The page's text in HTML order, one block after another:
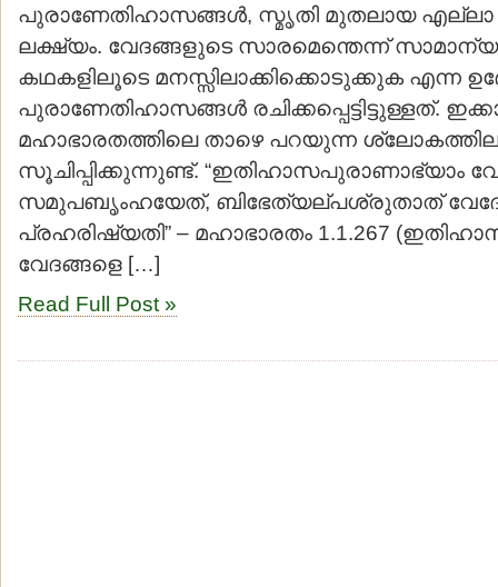
പുരാണേതിഹാസങ്ങള്‍, സ്മൃതി മുതലായ എല്ലാ
ലക്ഷ്യം. വേദങ്ങളുടെ സാരമെന്തെന്ന്
കഥകളിലൂടെ മനസ്സിലാക്കിക്കൊടുക്കുക എന്ന
പുരാണേതിഹാസങ്ങള്‍ രചിക്കപ്പെട്ടിട്ടുള്ളത്.
മഹാഭാരതത്തിലെ താഴെ പറയുന്ന
സൂചിപ്പിക്കുന്നുണ്ട്. “ഇതിഹാസപുരാണാഭ്യാം
സമുപബൃംഹയേത്, ബിഭേത്യല്പശ്രുതാത്
പ്രഹരിഷ്യതി” – മഹാഭാരതം 1.1.267
വേദങ്ങളെ […]
Read Full Post »